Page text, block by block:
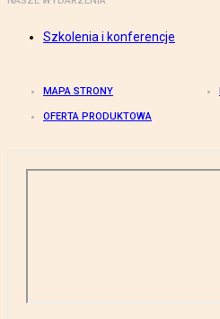
Szkolenia i konferencje
MAPA STRONY
OFERTA PRODUKTOWA